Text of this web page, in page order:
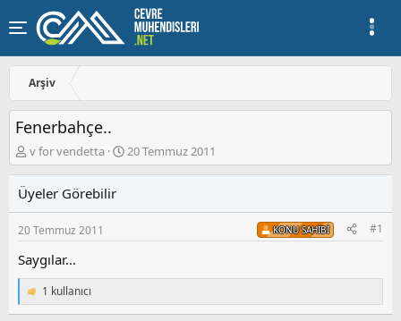
Arşiv
Fenerbahçe..
K
o
u
y
u
b
a
ş
l
a
v for vendetta
B
a
a
g
ç
a
20 Temmuz 2011
Üyeler Görebilir
20 Temmuz 2011 KONU SAHIBI #1
Saygılar...
T
e
1 kullanıcı